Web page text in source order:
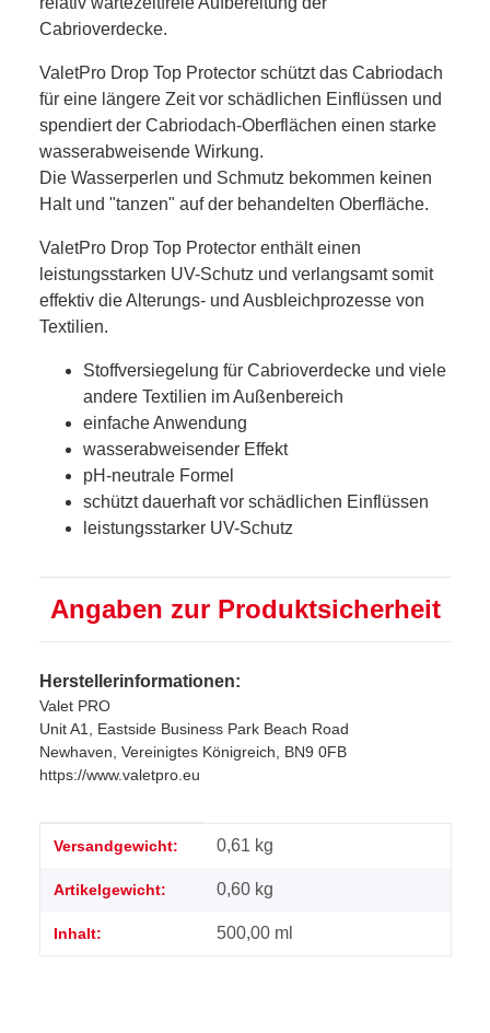
Cabrioverdecke.
ValetPro Drop Top Protector schützt das Cabriodach
für eine längere Zeit vor schädlichen Einflüssen und
spendiert der Cabriodach-Oberflächen einen starke
wasserabweisende Wirkung.
Die Wasserperlen und Schmutz bekommen keinen
Halt und "tanzen" auf der behandelten Oberfläche.
ValetPro Drop Top Protector enthält einen
leistungsstarken UV-Schutz und verlangsamt somit
effektiv die Alterungs- und Ausbleichprozesse von
Textilien.
Stoffversiegelung für Cabrioverdecke und viele
andere Textilien im Außenbereich
einfache Anwendung
wasserabweisender Effekt
pH-neutrale Formel
schützt dauerhaft vor schädlichen Einflüssen
leistungsstarker UV-Schutz
Angaben zur Produktsicherheit
Herstellerinformationen:
Valet PRO
Unit A1, Eastside Business Park Beach Road
Newhaven, Vereinigtes Königreich, BN9 0FB
https://www.valetpro.eu
Produkteigenschaft
Wert
Versandgewicht: 0,61 kg
Artikelgewicht: 0,60 kg
Inhalt: 500,00 ml